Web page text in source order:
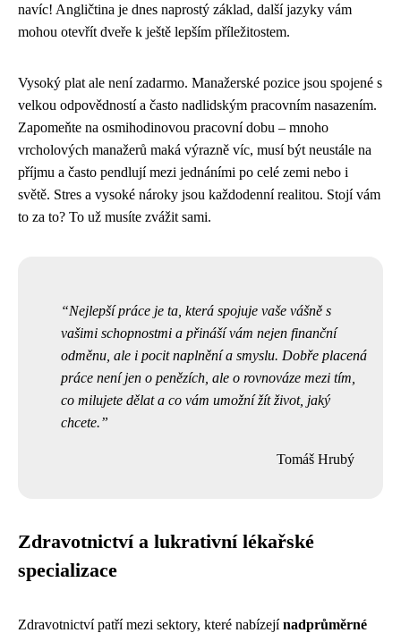
navíc! Angličtina je dnes naprostý základ, další jazyky vám
mohou otevřít dveře k ještě lepším příležitostem.
Vysoký plat ale není zadarmo. Manažerské pozice jsou spojené s
velkou odpovědností a často nadlidským pracovním nasazením.
Zapomeňte na osmihodinovou pracovní dobu – mnoho
vrcholových manažerů maká výrazně víc, musí být neustále na
příjmu a často pendlují mezi jednáními po celé zemi nebo i
světě. Stres a vysoké nároky jsou každodenní realitou. Stojí vám
to za to? To už musíte zvážit sami.
Nejlepší práce je ta, která spojuje vaše vášně s
vašimi schopnostmi a přináší vám nejen finanční
odměnu, ale i pocit naplnění a smyslu. Dobře placená
práce není jen o penězích, ale o rovnováze mezi tím,
co milujete dělat a co vám umožní žít život, jaký
chcete.
Tomáš Hrubý
Zdravotnictví a lukrativní lékařské
specializace
Zdravotnictví patří mezi sektory, které nabízejínadprůměrné